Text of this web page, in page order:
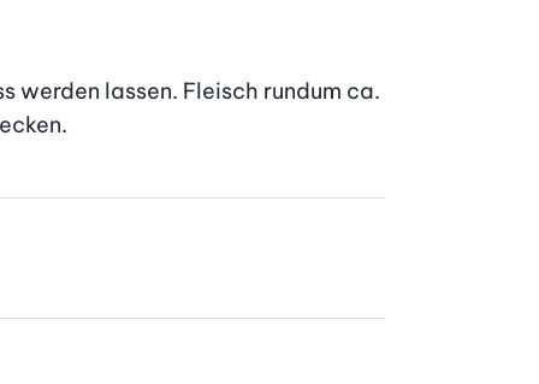
werden lassen. Fleisch rundum ca.